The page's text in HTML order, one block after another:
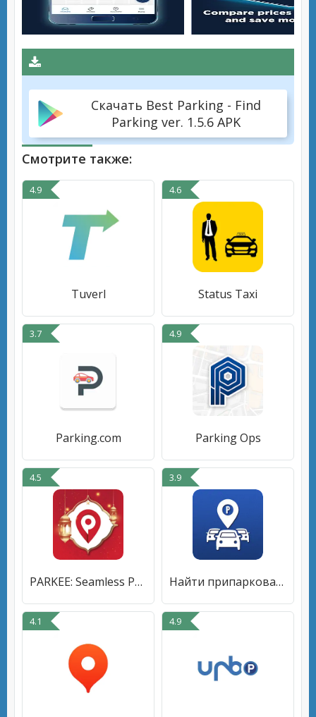
Скачать Best Parking - Find
Parking ver. 1.5.6 APK
Смотрите также:
4.9
Tuverl
4.6
Status Taxi
3.7
Parking.com
4.9
Parking Ops
4.5
PARKEE: Seamless Parking
3.9
Найти припаркованный автомобил
4.1 4.9